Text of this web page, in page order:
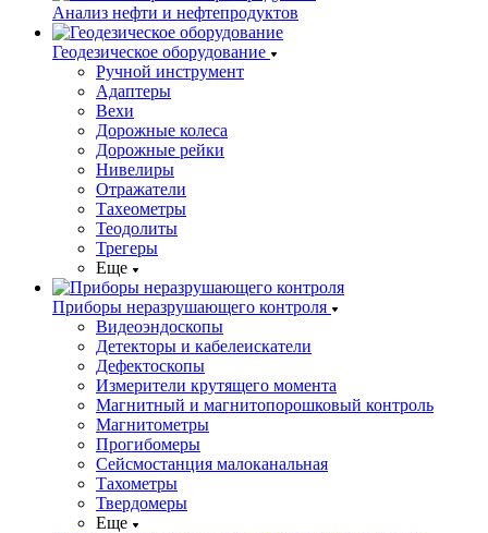
Анализ нефти и нефтепродуктов
Геодезическое оборудование
Ручной инструмент
Адаптеры
Вехи
Дорожные колеса
Дорожные рейки
Нивелиры
Отражатели
Тахеометры
Теодолиты
Трегеры
Еще
Приборы неразрушающего контроля
Видеоэндоскопы
Детекторы и кабелеискатели
Дефектоскопы
Измерители крутящего момента
Магнитный и магнитопорошковый контроль
Магнитометры
Прогибомеры
Сейсмостанция малоканальная
Тахометры
Твердомеры
Еще